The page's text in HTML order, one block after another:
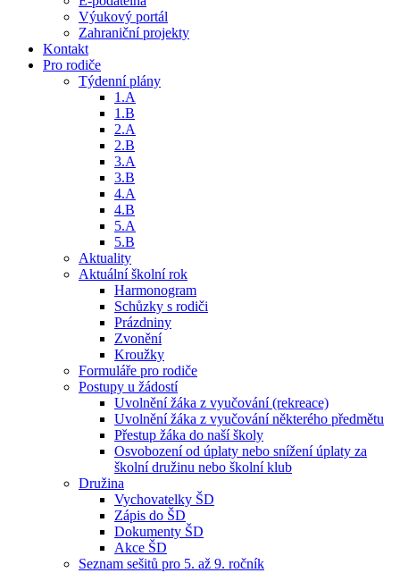
Výukový portál
Zahraniční projekty
Kontakt
Pro rodiče
Týdenní plány
1.A
1.B
2.A
2.B
3.A
3.B
4.A
4.B
5.A
5.B
Aktuality
Aktuální školní rok
Harmonogram
Schůzky s rodiči
Prázdniny
Zvonění
Kroužky
Formuláře pro rodiče
Postupy u žádostí
Uvolnění žáka z vyučování (rekreace)
Uvolnění žáka z vyučování některého předmětu
Přestup žáka do naší školy
Osvobození od úplaty nebo snížení úplaty za
školní družinu nebo školní klub
Družina
Vychovatelky ŠD
Zápis do ŠD
Dokumenty ŠD
Akce ŠD
Seznam sešitů pro 5. až 9. ročník